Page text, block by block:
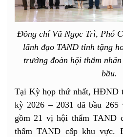
Đồng chí Vũ Ngọc Trì, Phó
lãnh đạo TAND tỉnh tặng
trưởng đoàn hội thẩm
bầu.
Tại Kỳ họp thứ nhất, HĐND
kỳ 2026 – 2031 đã bầu 265
gồm 21 vị hội thẩm TAND
thẩm TAND cấp khu vực.